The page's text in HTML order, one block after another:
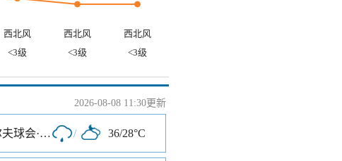
西北风 西北风
西北风
<3级 <3级 <3级
2026-08-08 11:30更新
观澜湖高尔夫球会·深圳 / 36/28°C